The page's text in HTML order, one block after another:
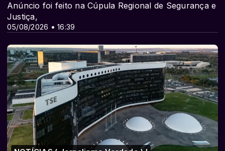
05/08/2026 • 16:39
Anúncio foi feito na Cúpula Regional de Segurança e
Justiça,